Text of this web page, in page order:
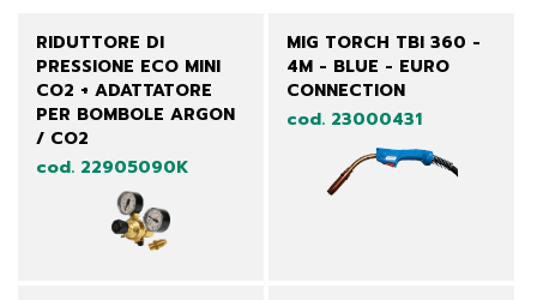
RIDUTTORE DI
PRESSIONE ECO MINI
CO2 + ADATTATORE
PER BOMBOLE ARGON
/ CO2
cod. 22905090K
MIG TORCH TBI 360 -
4M - BLUE - EURO
CONNECTION
cod. 23000431